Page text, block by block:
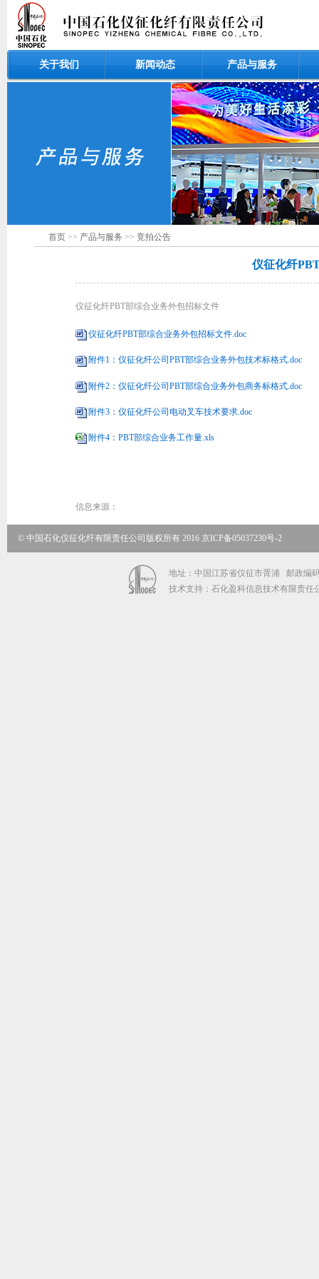
关于我们 新闻动态 产品与服务
首页 >> 产品与服务 >> 竞拍公告
仪征化纤
仪征化纤PBT部综合业务外包招标文件
仪征化纤PBT部综合业务外包招标文件.doc
附件1：仪征化纤公司PBT部综合业务外包技术标格式.doc
附件2：仪征化纤公司PBT部综合业务外包商务标格式.doc
附件3：仪征化纤公司电动叉车技术要求.doc
附件4：PBT部综合业务工作量.xls
信息来源：
© 中国石化仪征化纤有限责任公司版权所有 2016 京ICP备05037230号-2
地址：中国江苏省仪征市胥浦 邮政编
技术支持：石化盈科信息技术有限责任